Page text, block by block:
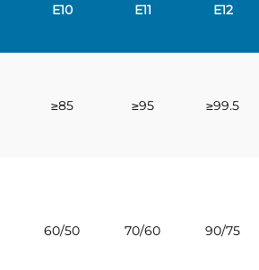
E10 E11 E12
≥85 ≥95 ≥99.5
60/50 70/60 90/75